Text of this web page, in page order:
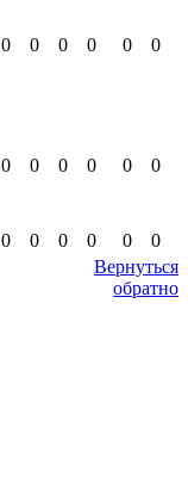
0 0 0 0 0 0
0 0 0 0 0 0
0 0 0 0 0
0
Вернуться
обратно